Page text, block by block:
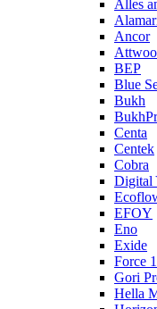
Alles
Ancor
BEP
Blue
Bukh
Centa
Centek
Cobra
Digital
EFOY
Eno
Exide
Force
Gori
Hella